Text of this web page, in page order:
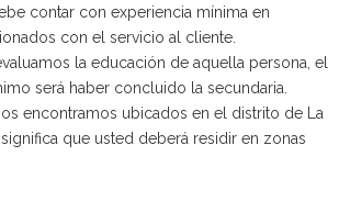
contar con experiencia mínima en
con el servicio al cliente.
la educación de aquella persona, el
será haber concluido la secundaria.
encontramos ubicados en el distrito de La
que usted deberá residir en zonas